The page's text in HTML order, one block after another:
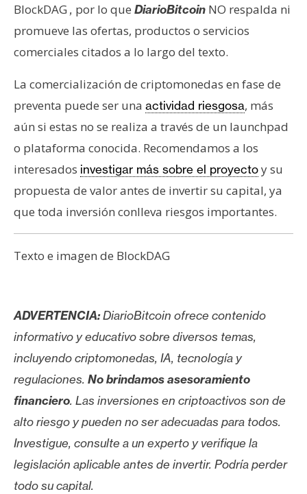
BlockDAG , por lo que DiarioBitcoin NO respalda ni
promueve las ofertas, productos o servicios
comerciales citados a lo largo del texto.
La comercialización de criptomonedas en fase de
preventa puede ser una actividad riesgosa, más
aún si estas no se realiza a través de un launchpad
o plataforma conocida. Recomendamos a los
interesados investigar más sobre el proyectoy su
propuesta de valor antes de invertir su capital, ya
que toda inversión conlleva riesgos importantes.
Texto e imagen de BlockDAG
ADVERTENCIA:DiarioBitcoin ofrece contenido
informativo y educativo sobre diversos temas,
incluyendo criptomonedas, IA, tecnología y
regulaciones. No brindamos asesoramiento
financiero. Las inversiones en criptoactivos son de
alto riesgo y pueden no ser adecuadas para todos.
Investigue, consulte a un experto y verifique la
legislación aplicable antes de invertir. Podría perder
todo su capital.